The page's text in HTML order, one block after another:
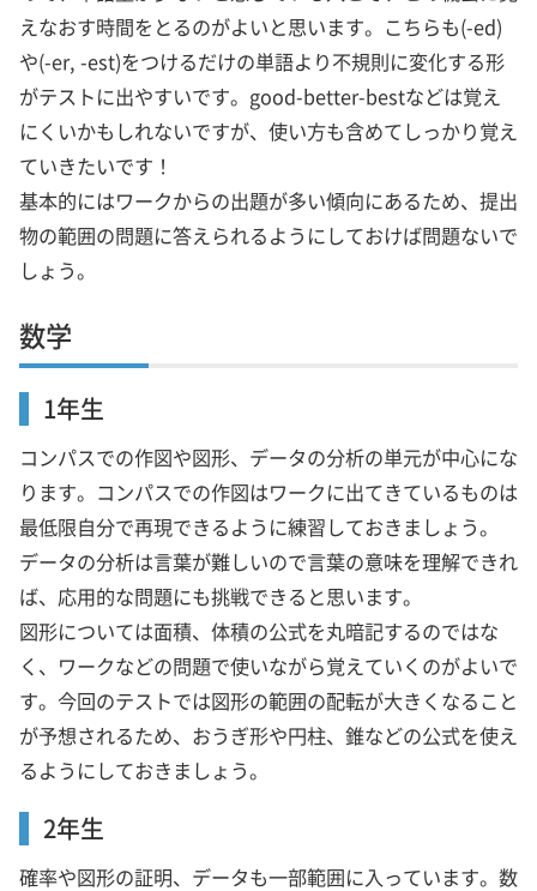
えなおす時間をとるのがよいと思います。こちらも(-ed)
や(-er, -est)をつけるだけの単語より不規則に変化する形
がテストに出やすいです。good-better-bestなどは覚え
にくいかもしれないですが、使い方も含めてしっかり覚え
ていきたいです！
基本的にはワークからの出題が多い傾向にあるため、提出
物の範囲の問題に答えられるようにしておけば問題ないで
しょう。
数学
1年生
コンパスでの作図や図形、データの分析の単元が中心にな
ります。コンパスでの作図はワークに出てきているものは
最低限自分で再現できるように練習しておきましょう。
データの分析は言葉が難しいので言葉の意味を理解できれ
ば、応用的な問題にも挑戦できると思います。
図形については面積、体積の公式を丸暗記するのではな
く、ワークなどの問題で使いながら覚えていくのがよいで
す。今回のテストでは図形の範囲の配転が大きくなること
が予想されるため、おうぎ形や円柱、錐などの公式を使え
るようにしておきましょう。
2年生
確率や図形の証明、データも一部範囲に入っています。数